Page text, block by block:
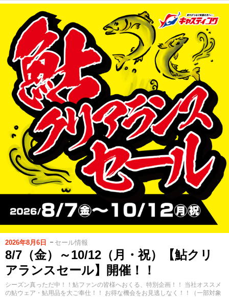
2026年8月6日 セール情報
8/7（金）～10/12（月・祝）【鮎クリ
アランスセール】開催！！
シーズン真っただ中！！鮎ファンの皆様へおくる、特別企画！！ 当社オススメ
の鮎ウェア・鮎用品を大ご奉仕！！ お得な機会をお見逃しなく！！（一部対象